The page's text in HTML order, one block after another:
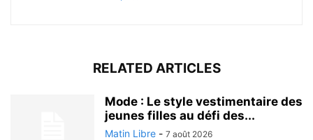
RELATED ARTICLES
Mode : Le style vestimentaire des
jeunes filles au défi des...
Matin Libre - 7 août 2026